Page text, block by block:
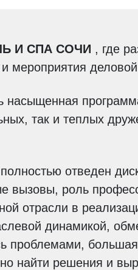
И СПА СОЧИ , где
мероприятия
насыщенная
так и теплых
отведен
вызовы, роль
отрасли в
динамикой,
проблемами,
найти решения и